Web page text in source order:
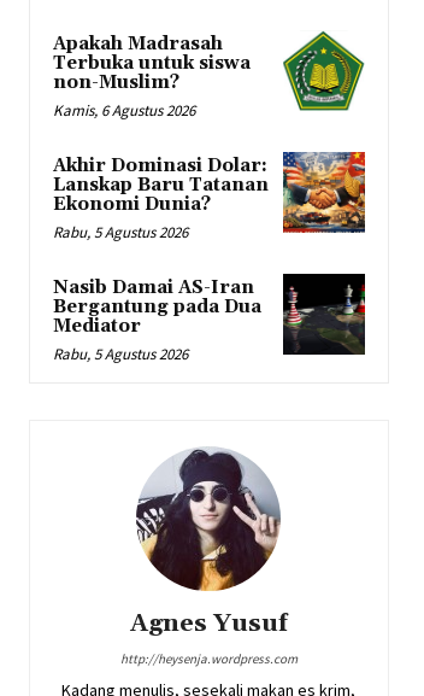
Apakah Madrasah
Terbuka untuk siswa
non-Muslim?
Kamis, 6 Agustus 2026
Akhir Dominasi Dolar:
Lanskap Baru Tatanan
Ekonomi Dunia?
Rabu, 5 Agustus 2026
Nasib Damai AS-Iran
Bergantung pada Dua
Mediator
Rabu, 5 Agustus 2026
Agnes Yusuf
http://heysenja.wordpress.com
Kadang menulis, sesekali makan es krim,